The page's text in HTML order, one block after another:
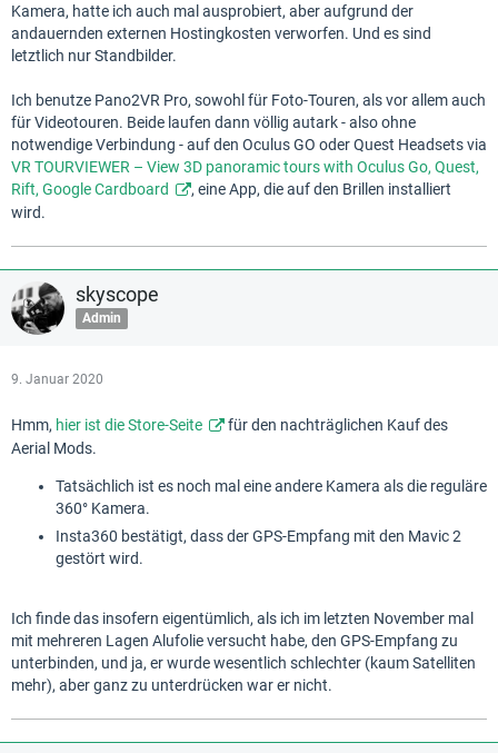
Kamera, hatte ich auch mal ausprobiert, aber aufgrund der
andauernden externen Hostingkosten verworfen. Und es sind
letztlich nur Standbilder.
Ich benutze Pano2VR Pro, sowohl für Foto-Touren, als vor allem auch
für Videotouren. Beide laufen dann völlig autark - also ohne
notwendige Verbindung - auf den Oculus GO oder Quest Headsets via
VR TOURVIEWER – View 3D panoramic tours with Oculus Go, Quest,
Rift, Google Cardboard
, eine App, die auf den Brillen installiert
wird.
skyscope
Admin
9. Januar 2020
Hmm, hier ist die Store-Seite
für den nachträglichen Kauf des
Aerial Mods.
Tatsächlich ist es noch mal eine andere Kamera als die reguläre
360° Kamera.
Insta360 bestätigt, dass der GPS-Empfang mit den Mavic 2
gestört wird.
Ich finde das insofern eigentümlich, als ich im letzten November mal
mit mehreren Lagen Alufolie versucht habe, den GPS-Empfang zu
unterbinden, und ja, er wurde wesentlich schlechter (kaum Satelliten
mehr), aber ganz zu unterdrücken war er nicht.